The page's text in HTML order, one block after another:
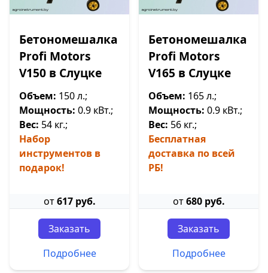
Бетономешалка
Profi Motors
V150 в Слуцке
Объем: 150 л.;
Мощность: 0.9 кВт.;
Вес: 54 кг.;
Набор
инструментов в
подарок!
от617 руб.
Заказать
Подробнее
Бетономешалка
Profi Motors
V165 в Слуцке
Объем: 165 л.;
Мощность: 0.9 кВт.;
Вес: 56 кг.;
Бесплатная
доставка по всей
РБ!
от680 руб.
Заказать
Подробнее